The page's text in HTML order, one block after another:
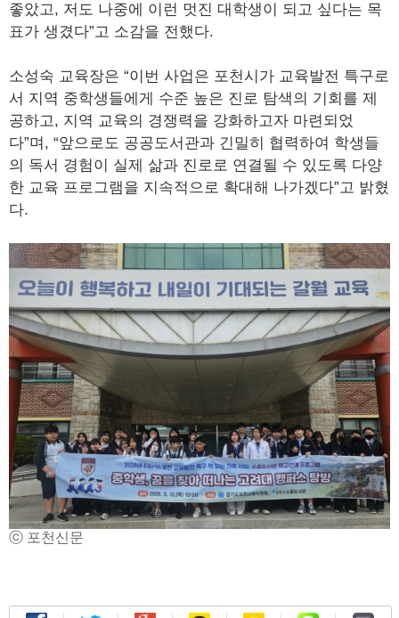
좋았고, 저도 나중에 이런 멋진 대학생이 되고 싶다는 목
표가 생겼다”고 소감을 전했다.
소성숙 교육장은 “이번 사업은 포천시가 교육발전 특구로
서 지역 중학생들에게 수준 높은 진로 탐색의 기회를 제
공하고, 지역 교육의 경쟁력을 강화하고자 마련되었
다”며, “앞으로도 공공도서관과 긴밀히 협력하여 학생들
의 독서 경험이 실제 삶과 진로로 연결될 수 있도록 다양
한 교육 프로그램을 지속적으로 확대해 나가겠다”고 밝혔
다.
ⓒ 포천신문